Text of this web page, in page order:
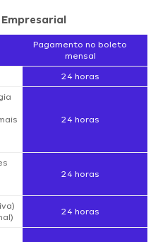
Pagamento no boleto
mensal
24 horas
24 horas
24 horas
24 horas